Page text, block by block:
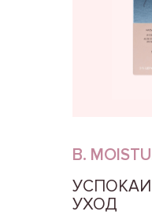
B.
УХОД